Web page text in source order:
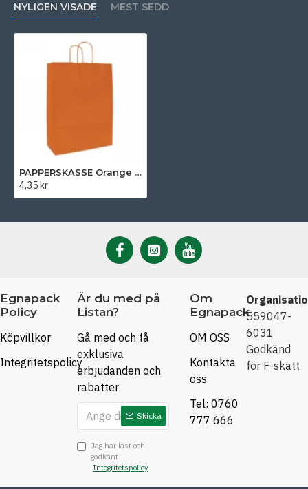
NYLIGEN VISADE MEST SEDD
PAPPERSKASSE Orange (25X11X24 cm)
4,35 kr
Egnapack
Policy
Köpvillkor
Integritetspolicy
Är du med på
Listan?
Gå med och få
exklusiva
erbjudanden och
rabatter
Skicka
Jag har läst och
godkänt
Integritetspolicy
Om
Egnapack
OM OSS
Kontakta
oss
Tel: 0760
777 666
559047-
6031
Godkänd
för F-skatt